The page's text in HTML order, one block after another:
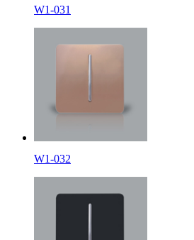
W1-031
W1-032